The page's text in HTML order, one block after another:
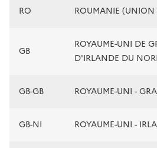
RO ROUMANIE (UNION
GB
ROYAUME-UNI DE
D'IRLANDE DU
GB-GB ROYAUME-UNI -
GB-NI ROYAUME-UNI -